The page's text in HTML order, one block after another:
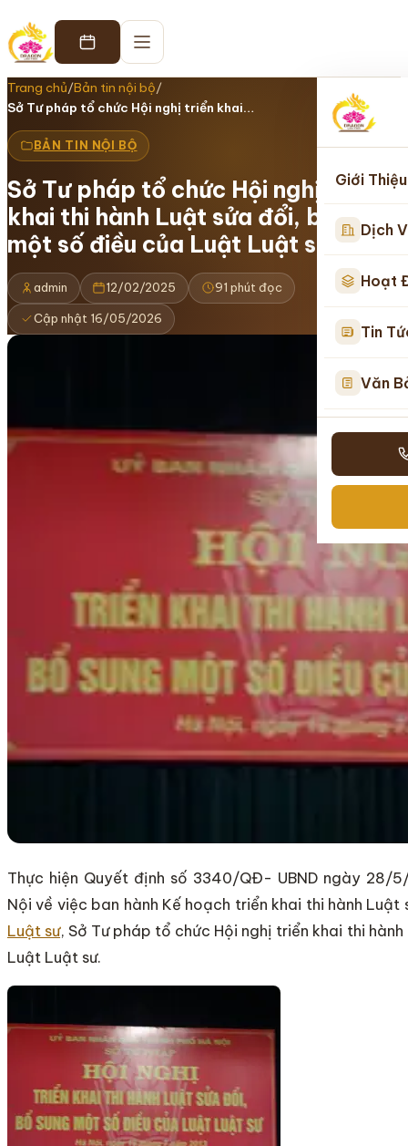
Giới Thiệu
Dịch
Hoạt
Tin
Văn
Trang chủ/Bản tin nội bộ/
Sở Tư pháp tổ chức Hội nghị triển khai…
BẢN TIN NỘI BỘ
Sở Tư pháp tổ chức Hội nghị triển
khai thi hành Luật sửa đổi, bổ sung
một số điều của Luật Luật sư
admin 12/02/2025 91 phút đọc
Cập nhật 16/05/2026
Thực hiện Quyết định số 3340/QĐ- UBND ngày 28/
Nội về việc ban hành Kế hoạch triển khai thi hành
Luật sư, Sở Tư pháp tổ chức Hội nghị triển khai thi
Luật Luật sư.